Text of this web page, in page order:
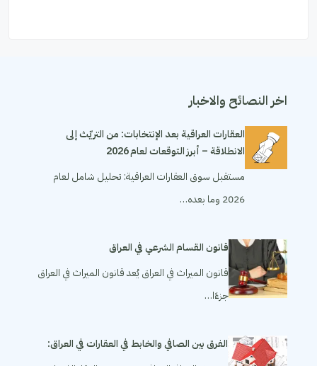
اخر النصائح والاخبار
العقارات العراقية بعد الإنتخابات: من التريّث إلى
الانطلاقة – أبرز التوقعات لعام 2026
مستقبل سوق العقارات العراقية: تحليل شامل لعام
2026 وما بعده…
قانون القسام الشرعي في العراق
قانون الميراث في العراق يُعد قانون الميراث في العراق
جزءًا…
الفرق بين الصافي والخابط في العقارات في العراق: